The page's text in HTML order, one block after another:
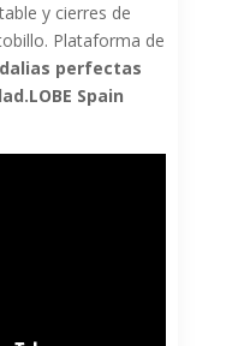
y cierres de
Plataforma de
perfectas
Spain